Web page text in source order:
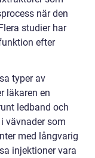
när den
studier har
efter
typer av
läkaren en
ledband och
vävnader som
med långvarig
injektioner vara